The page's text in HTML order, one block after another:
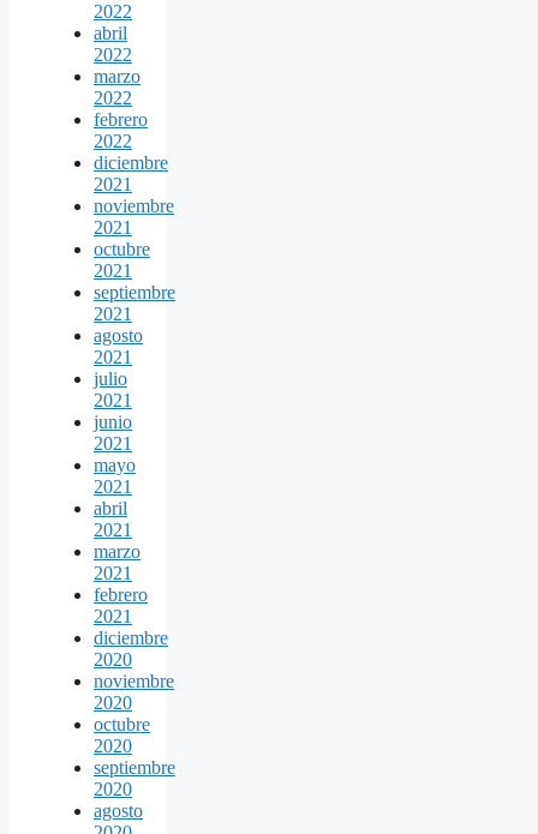
2022
abril
2022
marzo
2022
febrero
2022
diciembre
2021
noviembre
2021
octubre
2021
septiembre
2021
agosto
2021
julio
2021
junio
2021
mayo
2021
abril
2021
marzo
2021
febrero
2021
diciembre
2020
noviembre
2020
octubre
2020
septiembre
2020
agosto